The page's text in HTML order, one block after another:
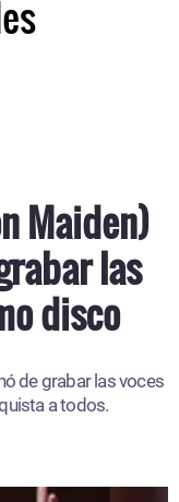
Maiden)
las
disco
de grabar las voces
a todos.